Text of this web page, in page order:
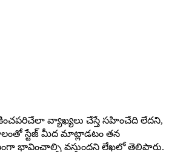
వ్యాఖ్యలు చేస్తే సహించేది లేదని,
స్టేజ్ మీద మాట్లాడటం తన
భావించాల్సి వస్తుందని లేఖలో తెలిపారు.